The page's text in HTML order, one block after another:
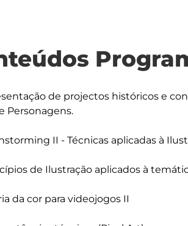
de projectos históricos e
Personagens.
II - Técnicas aplicadas à
de Ilustração aplicados à
da cor para videojogos II